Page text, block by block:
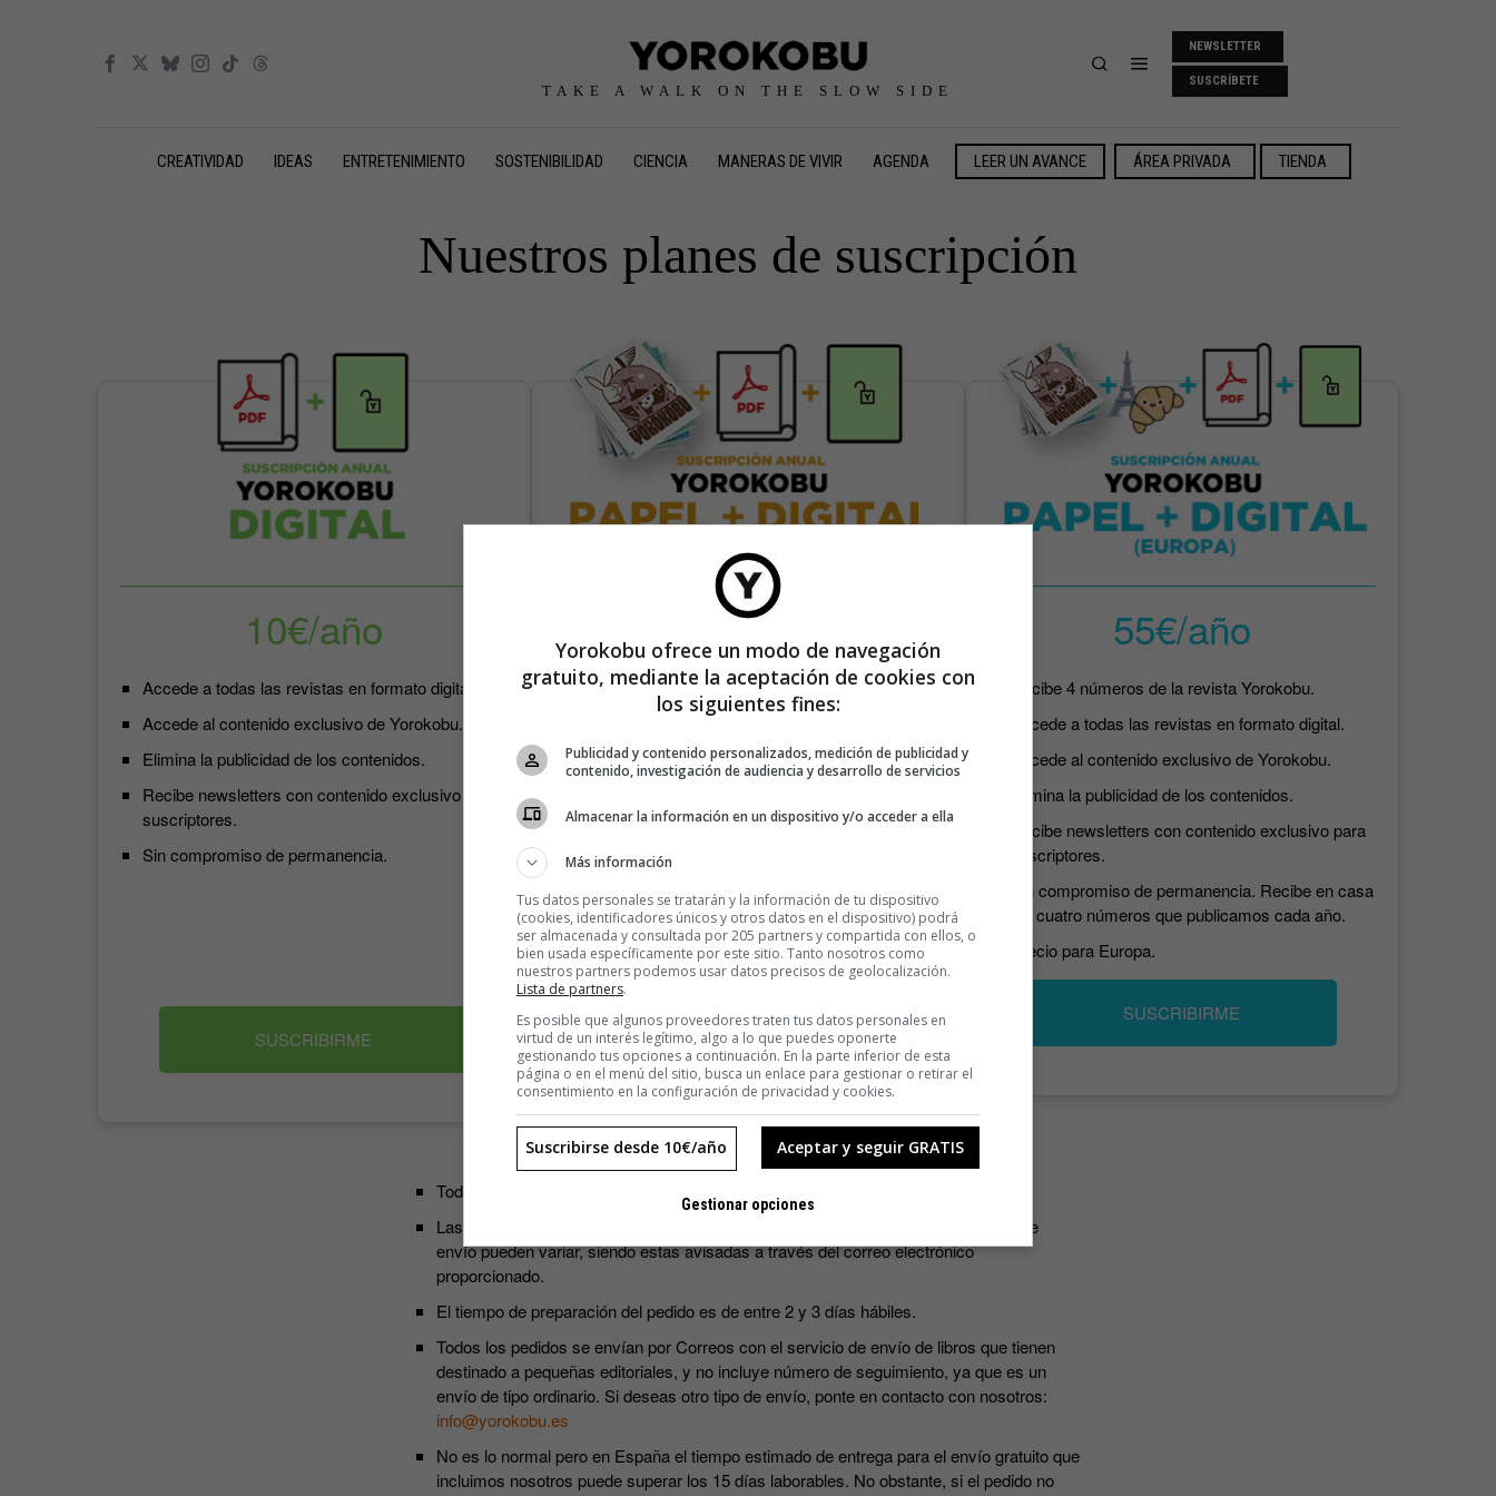
TAKE A WALK ON THE SLOW SIDE
NEWSLETTER
SUSCRÍBETE
CREATIVIDAD IDEAS ENTRETENIMIENTO SOSTENIBILIDAD CIENCIA MANERAS DE VIVIR AGENDA LEER UN AVANCE ÁREA PRIVADA TIENDA
Nuestros planes de suscripción
10€/año
Accede a todas las revistas en formato digital.
Accede al contenido exclusivo de Yorokobu.
Elimina la publicidad de los contenidos.
Recibe newsletters con contenido exclusivo para
suscriptores.
Sin compromiso de permanencia.
SUSCRIBIRME
35€/año
Recibe 4 números de la revista Yorokobu.
Accede a todas las revistas en formato digital.
Accede al contenido exclusivo de Yorokobu.
Recibe newsletters con contenido exclusivo para
suscriptores.
Sin compromiso de permanencia. Recibe en casa
los cuatro números que publicamos cada año.
Precio para la península y Baleares.
SUSCRIBIRME
55€/año
Recibe 4 números de la revista Yorokobu.
Accede a todas las revistas en formato digital.
Accede al contenido exclusivo de Yorokobu.
Elimina la publicidad de los contenidos.
Recibe newsletters con contenido exclusivo para
suscriptores.
Sin compromiso de permanencia. Recibe en casa
los cuatro números que publicamos cada año.
Precio para Europa.
SUSCRIBIRME
Todos los precios incluyen IVA.
Las suscripciones incluyen los cuatro números que se editan al año. Las fechas de
envío pueden variar, siendo estas avisadas a través del correo electrónico
proporcionado.
El tiempo de preparación del pedido es de entre 2 y 3 días hábiles.
Todos los pedidos se envían por Correos con el servicio de envío de libros que tienen
destinado a pequeñas editoriales, y no incluye número de seguimiento, ya que es un
envío de tipo ordinario. Si deseas otro tipo de envío, ponte en contacto con nosotros:
info@yorokobu.es
No es lo normal pero en España el tiempo estimado de entrega para el envío gratuito que
incluimos nosotros puede superar los 15 días laborables. No obstante, si el pedido no
Yorokobu ofrece un modo de navegación
gratuito, mediante la aceptación de cookies con
los siguientes fines:
Publicidad y contenido personalizados, medición de publicidad y
contenido, investigación de audiencia y desarrollo de servicios
Almacenar la información en un dispositivo y/o acceder a ella
Más información
Tus datos personales se tratarán y la información de tu dispositivo
(cookies, identificadores únicos y otros datos en el dispositivo) podrá
ser almacenada y consultada por 205 partners y compartida con ellos, o
bien usada específicamente por este sitio. Tanto nosotros como
nuestros partners podemos usar datos precisos de geolocalización.
Lista de partners.
Es posible que algunos proveedores traten tus datos personales en
virtud de un interés legítimo, algo a lo que puedes oponerte
gestionando tus opciones a continuación. En la parte inferior de esta
página o en el menú del sitio, busca un enlace para gestionar o retirar el
consentimiento en la configuración de privacidad y cookies.
Aceptar y seguir GRATIS
Suscribirse desde 10€/año
Gestionar opciones